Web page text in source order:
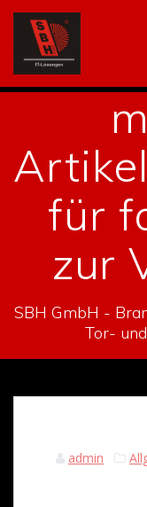
für
zur
SBH GmbH -
Tor-
admin